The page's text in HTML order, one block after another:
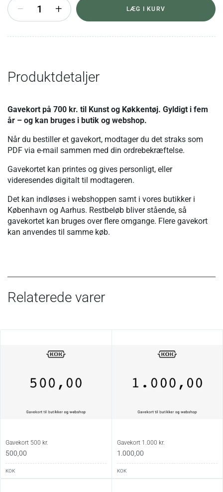
+ LÆG I KURV
Produktdetaljer
Gavekort på 700 kr. til Kunst og Køkkentøj. Gyldigt i fem
år – og kan bruges i butik og webshop.
Når du bestiller et gavekort, modtager du det straks som
PDF via e-mail sammen med din ordrebekræftelse.
Gavekortet kan printes og gives personligt, eller
videresendes digitalt til modtageren.
Det kan indløses i webshoppen samt i vores butikker i
København og Aarhus. Restbeløb bliver stående, så
gavekortet kan bruges over flere omgange. Flere gavekort
kan anvendes til samme køb.
Relaterede varer
Gavekort 500 kr.
500,00
KOK
Gavekort 1.000 kr.
1.000,00
KOK